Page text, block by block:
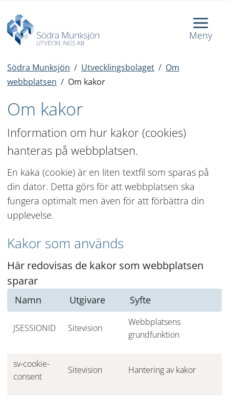
Meny
Södra Munksjön / Utvecklingsbolaget / Om
webbplatsen / Om kakor
Om kakor
Information om hur kakor (cookies)
hanteras på webbplatsen.
En kaka (cookie) är en liten textfil som sparas på
din dator. Detta görs för att webbplatsen ska
fungera optimalt men även för att förbättra din
upplevelse.
Kakor som används
Här redovisas de kakor som webbplatsen
sparar
Namn Utgivare Syfte
JSESSIONID Sitevision
Webbplatsens
grundfunktion
sv-cookie-
consent
Sitevision Hantering av kakor